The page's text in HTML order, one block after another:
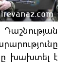
խախտել է